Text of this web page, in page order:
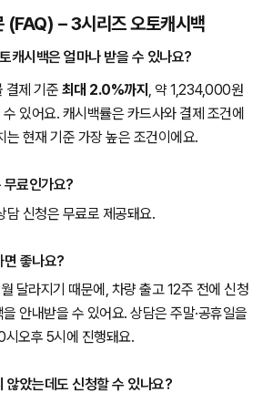
(FAQ) – 3시리즈 오토캐시백
캐시백은 얼마나 받을 수 있나요?
결제 기준 최대 2.0%까지 , 약 1,234,000원
있어요. 캐시백률은 카드사와 결제 조건에
는 현재 기준 가장 높은 조건이에요.
무료인가요?
담 신청은 무료로 제공돼요.
면 좋나요?
달라지기 때문에, 차량 출고 12주 전에 신청
안내받을 수 있어요. 상담은 주말·공휴일을
시오후 5시에 진행돼요.
않았는데도 신청할 수 있나요?